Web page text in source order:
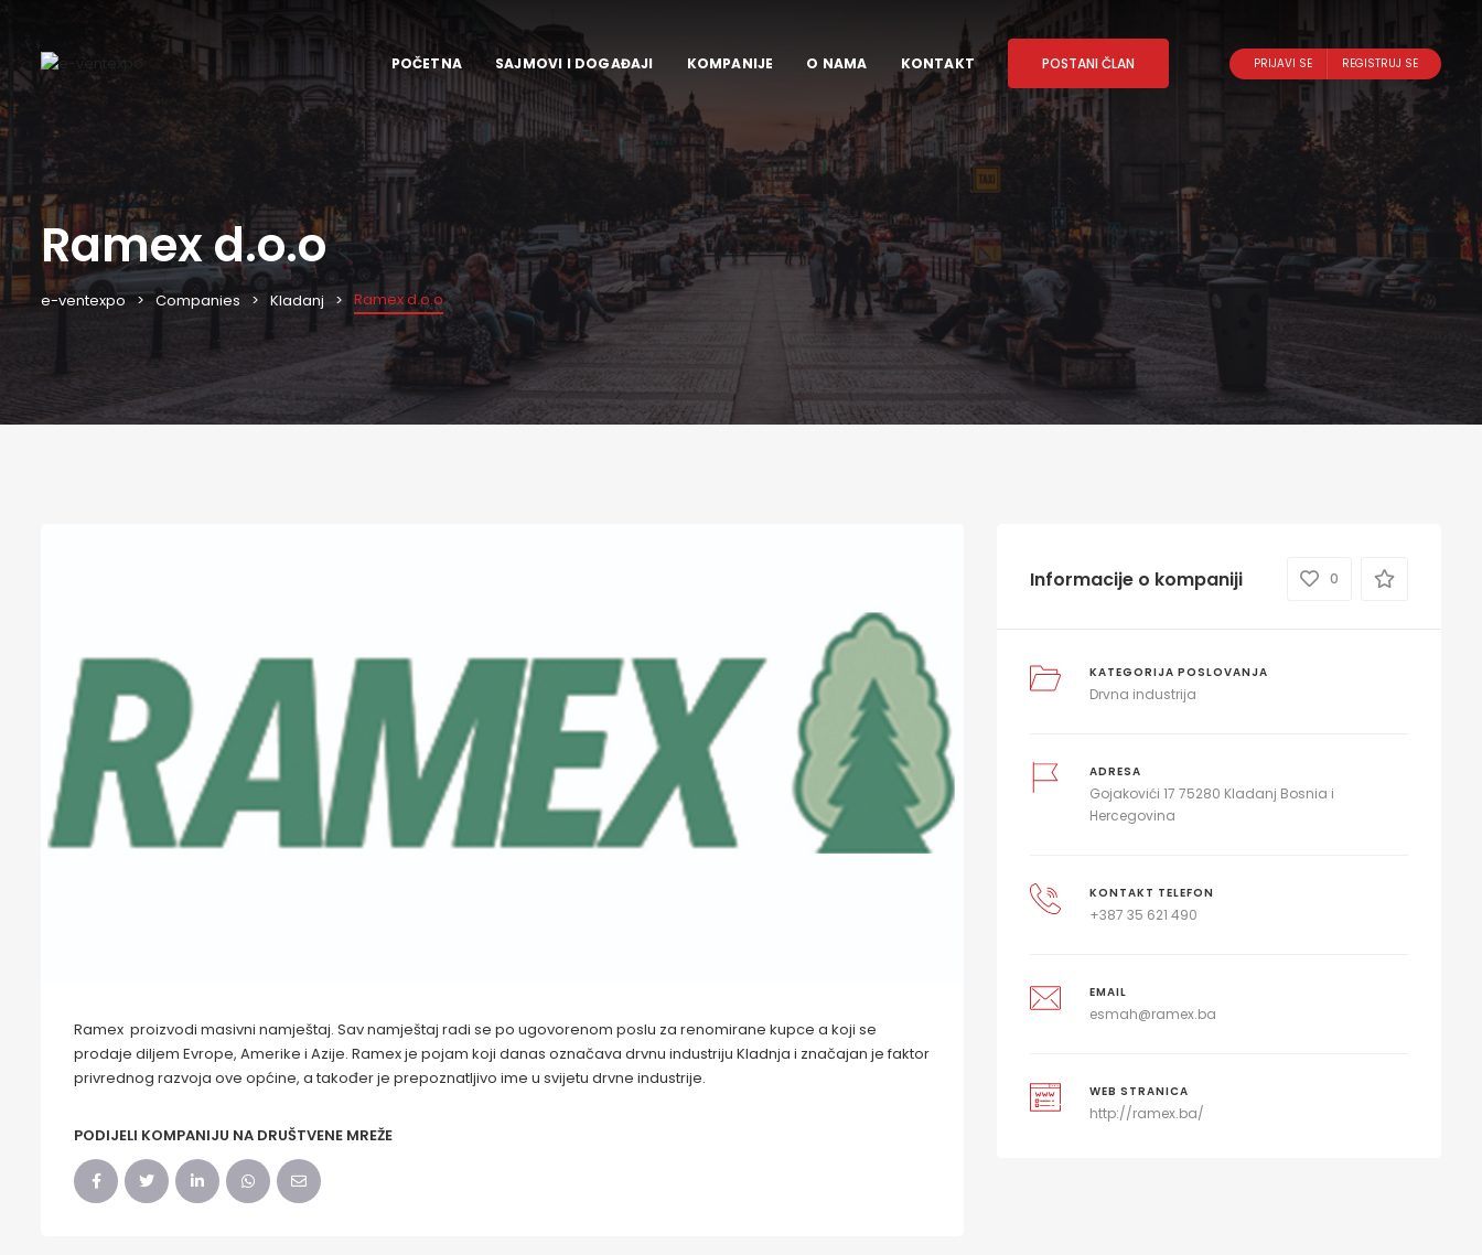
POČETNA SAJMOVI I DOGAĐAJI KOMPANIJE O NAMA KONTAKT POSTANI ČLAN PRIJAVI SE REGISTRUJ SE
Ramex d.o.o
e-ventexpo Companies Kladanj Ramex d.o.o
Ramex proizvodi masivni namještaj. Sav namještaj radi se po ugovorenom poslu za renomirane kupce a koji se
prodaje diljem Evrope, Amerike i Azije. Ramex je pojam koji danas označava drvnu industriju Kladnja i značajan je faktor
privrednog razvoja ove općine, a također je prepoznatljivo ime u svijetu drvne industrije.
PODIJELI KOMPANIJU NA DRUŠTVENE MREŽE
Informacije o kompaniji 0
KATEGORIJA POSLOVANJA
Drvna industrija
ADRESA
Gojakovići 17 75280 Kladanj Bosnia i
Hercegovina
KONTAKT TELEFON
+387 35 621 490
EMAIL
esmah@ramex.ba
WEB STRANICA
http://ramex.ba/